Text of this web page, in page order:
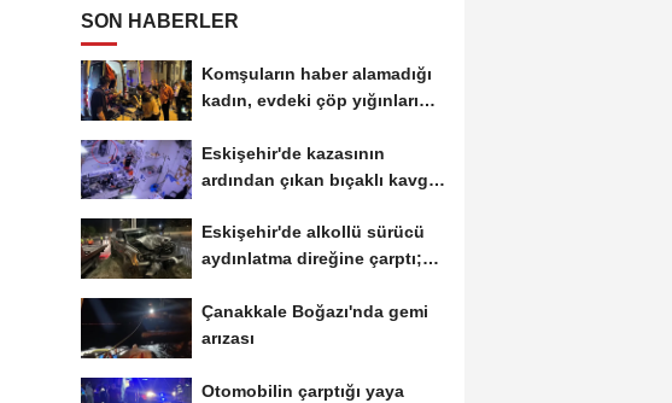
SON HABERLER
Komşuların haber alamadığı
kadın, evdeki çöp yığınları
Eskişehir'de kazasının
ardından çıkan bıçaklı kavga
Eskişehir'de alkollü sürücü
aydınlatma direğine çarptı;
Çanakkale Boğazı'nda gemi
arızası
Otomobilin çarptığı yaya